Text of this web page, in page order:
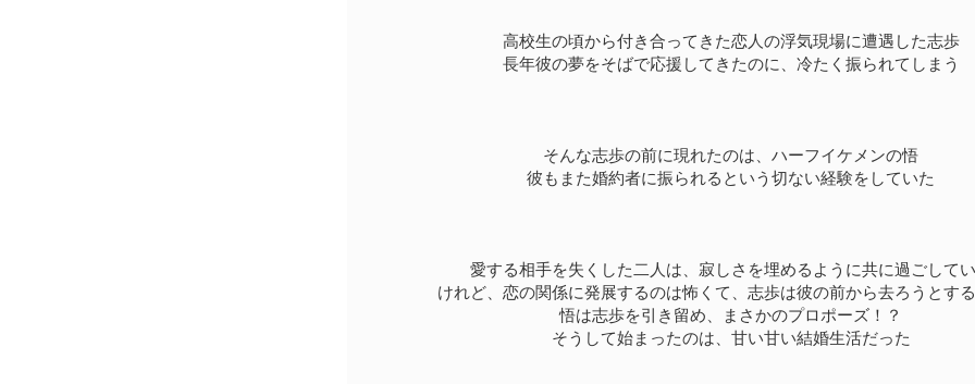
高校生の頃から付き合ってきた恋人の浮気現場に遭遇した志歩
長年彼の夢をそばで応援してきたのに、冷たく振られてしまう
そんな志歩の前に現れたのは、ハーフイケメンの悟
彼もまた婚約者に振られるという切ない経験をしていた
愛する相手を失くした二人は、寂しさを埋めるように共に過ごして
けれど、恋の関係に発展するのは怖くて、志歩は彼の前から去ろうと
悟は志歩を引き留め、まさかのプロポーズ！？
そうして始まったのは、甘い甘い結婚生活だった